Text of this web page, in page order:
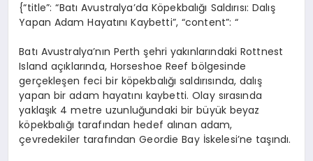
{“title”: “Batı Avustralya’da Köpekbalığı Saldırısı: Dalış
Yapan Adam Hayatını Kaybetti”, “content”: “
Batı Avustralya’nın Perth şehri yakınlarındaki Rottnest
Island açıklarında, Horseshoe Reef bölgesinde
gerçekleşen feci bir köpekbalığı saldırısında, dalış
yapan bir adam hayatını kaybetti. Olay sırasında
yaklaşık 4 metre uzunluğundaki bir büyük beyaz
köpekbalığı tarafından hedef alınan adam,
çevredekiler tarafından Geordie Bay İskelesi’ne taşındı.